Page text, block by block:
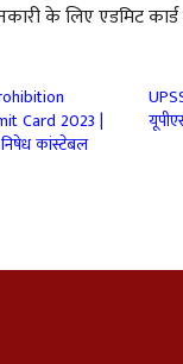
के लिए एडमिट कार्ड
Card 2023 |
कांस्टेबल